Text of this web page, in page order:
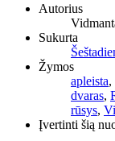
Autorius
Sukurta
Žymos
apleista,
dvaras,
rūsys,
Įvertinti šią